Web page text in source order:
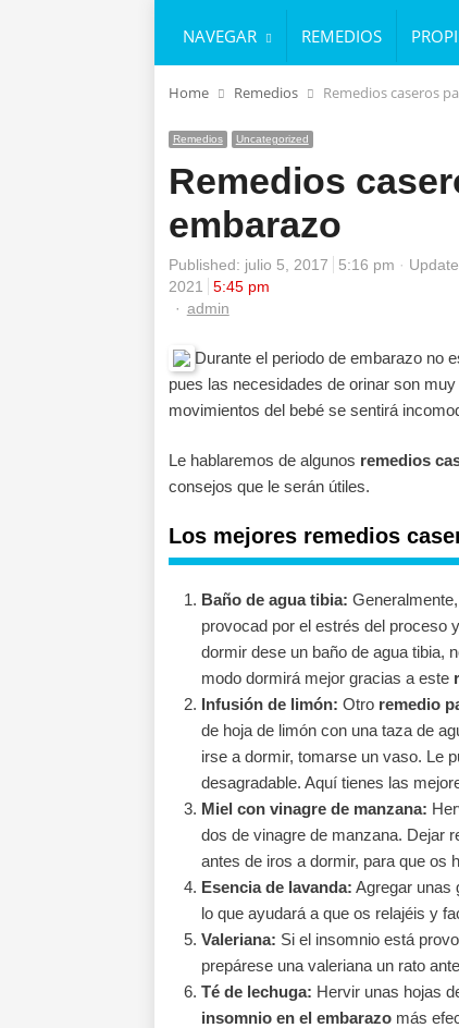
NAVEGAR REMEDIOS
Home Remedios Remedios caseros
Remedios Uncategorized
Remedios
embarazo
Published: julio 5, 2017 5:16 pm
2021
5:45 pm
Author
admin
Durante el periodo de embarazo no
pues las necesidades de orinar son
movimientos del bebé se sentirá
Le hablaremos de algunos remedios
consejos que le serán útiles.
Los mejores remedios
Baño de agua tibia:
provocad por el estrés del proceso
dormir dese un baño de agua tibia,
modo dormirá mejor gracias a este
Infusión de limón: Otro remedio
de hoja de limón con una taza de
irse a dormir, tomarse un vaso. Le
desagradable. Aquí tienes las
Miel con vinagre de manzana:
dos de vinagre de manzana. Dejar
antes de iros a dormir, para que os
Esencia de lavanda: Agregar unas
lo que ayudará a que os relajéis y
Valeriana: Si el insomnio está
prepárese una valeriana un rato
Té de lechuga: Hervir unas hojas
insomnio en el embarazomás